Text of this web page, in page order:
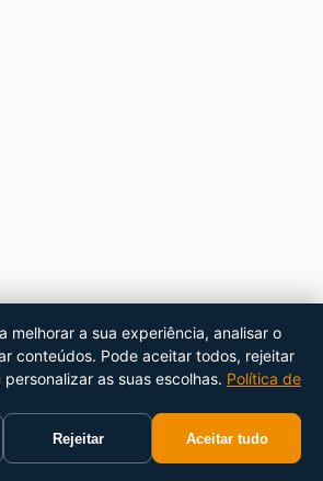
melhorar a sua experiência, analisar o
conteúdos. Pode aceitar todos, rejeitar
as suas escolhas. Política de
Rejeitar Aceitar tudo